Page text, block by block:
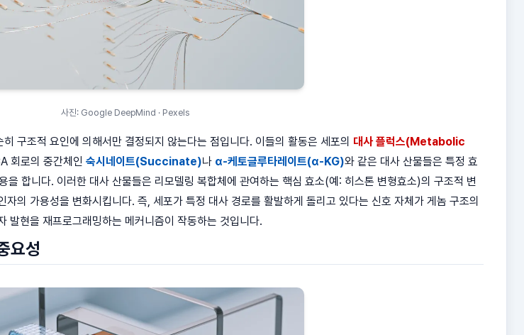
사진: Google DeepMind · Pexels
구조적 요인에 의해서만 결정되지 않는다는 점입니다. 이들의 활동은 세포의 대사 플럭스(Metabolic
회로의 중간체인 숙시네이트(Succinate)나 α-케토글루타레이트(α-KG)와 같은 대사 산물들은 특정 효
을 합니다. 이러한 대사 산물들은 리모델링 복합체에 관여하는 핵심 효소(예: 히스톤 변형효소)의 구조적 변
의 가용성을 변화시킵니다. 즉, 세포가 특정 대사 경로를 활발하게 돌리고 있다는 신호 자체가 게놈 구조의
발현을 재프로그래밍하는 메커니즘이 작동하는 것입니다.
요성